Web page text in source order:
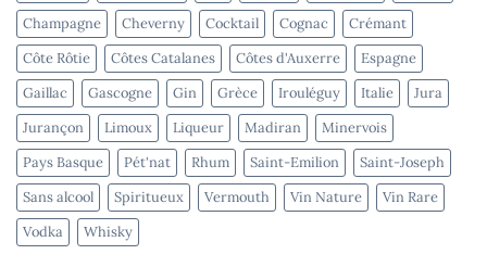
Champagne
Cheverny Cocktail Cognac
Crémant
Côte Rôtie
Côtes Catalanes Côtes d'Auxerre
Espagne
Gaillac
Gascogne Gin Grèce Irouléguy Italie
Jura
Jurançon
Limoux Liqueur Madiran
Minervois
Pays Basque
Pét'nat Rhum Saint-Emilion
Saint-Joseph
Sans alcool
Spiritueux Vermouth Vin Nature
Vin Rare
Vodka
Whisky